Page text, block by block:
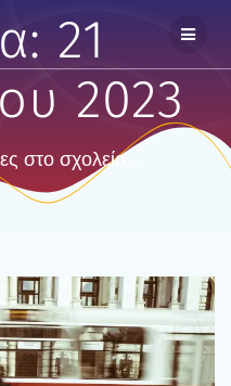
21
2023
στο σχολείο...